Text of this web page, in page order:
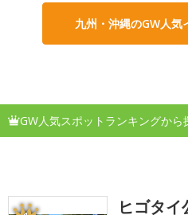
九州・沖縄のGW人気
GW人気スポットランキングから
ヒゴタ